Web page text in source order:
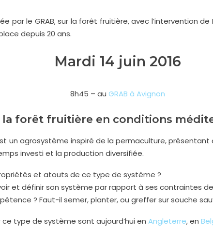
par le GRAB, sur la forêt fruitière, avec l’intervention
depuis 20 ans.
Mardi 14 juin 2016
8h45 – au GRAB à Avignon
la forêt fruitière en conditions
un agrosystème inspiré de la permaculture,
investi et la production diversifiée.
et atouts de ce type de système ?
et définir son système par rapport à ses contraintes
? Faut-il semer, planter, ou greffer sur souche
ce type de système sont aujourd’hui en Angleterre, en